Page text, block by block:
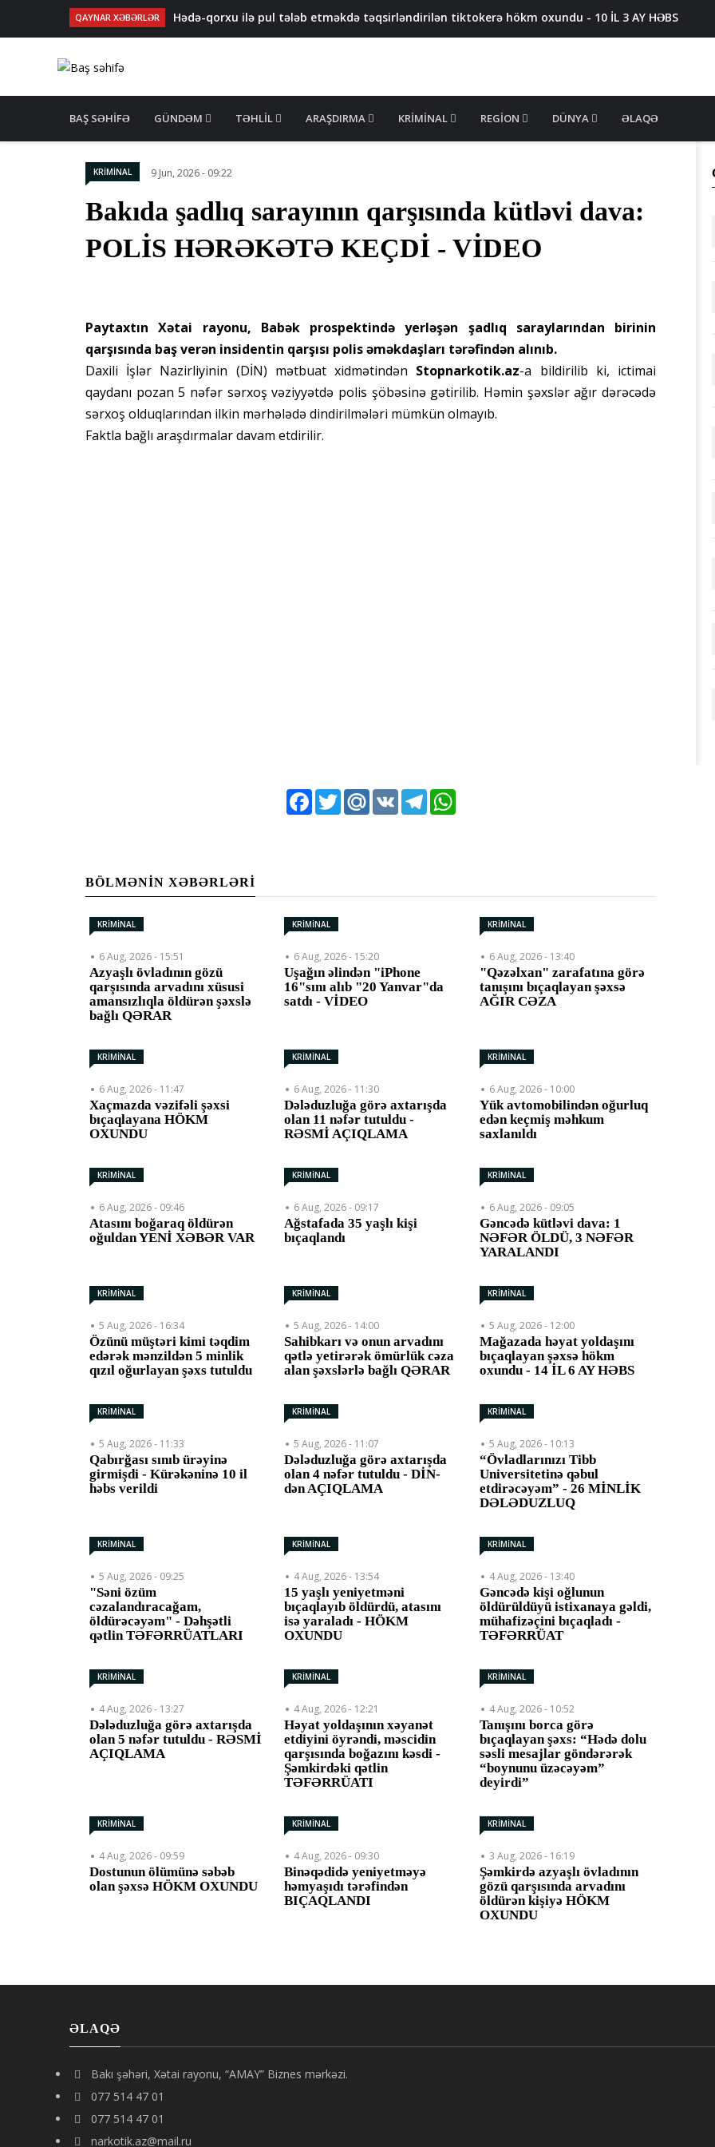
QAYNAR XƏBƏRLƏR
Hədə-qorxu ilə pul tələb etməkdə təqsirləndirilən tiktokerə hökm oxundu - 10 İL 3 AY HƏBS
Lənkəranda kişi smartfon işlədən arvadının qabırğalarını qırdı
NAVIGATION
BAŞ SƏHIFƏ GÜNDƏM TƏHLIL ARAŞDIRMA KRIMINAL REGION DÜNYA ƏLAQƏ
KRİMİNAL 9 Jun, 2026 - 09:22
Bakıda şadlıq sarayının qarşısında kütləvi dava:
POLİS HƏRƏKƏTƏ KEÇDİ - VİDEO
Paytaxtın Xətai rayonu, Babək prospektində yerləşən şadlıq saraylarından birinin
qarşısında baş verən insidentin qarşısı polis əməkdaşları tərəfindən alınıb.
Daxili İşlər Nazirliyinin (DİN) mətbuat xidmətindən Stopnarkotik.az-a bildirilib ki, ictimai
qaydanı pozan 5 nəfər sərxoş vəziyyətdə polis şöbəsinə gətirilib. Həmin şəxslər ağır dərəcədə
sərxoş olduqlarından ilkin mərhələdə dindirilmələri mümkün olmayıb.
Faktla bağlı araşdırmalar davam etdirilir.
FacebookTwitterMail.RuVK Telegram
BÖLMƏNIN XƏBƏRLƏRI
KRİMİNAL
6 Aug, 2026 - 15:51
Azyaşlı övladının gözü
qarşısında arvadını xüsusi
amansızlıqla öldürən şəxslə
bağlı QƏRAR
KRİMİNAL
6 Aug, 2026 - 15:20
Uşağın əlindən "iPhone
16"sını alıb "20 Yanvar"da
satdı - VİDEO
KRİMİNAL
6 Aug, 2026 - 13:40
"Qəzəlxan" zarafatına görə
tanışını bıçaqlayan şəxsə
AĞIR CƏZA
KRİMİNAL
6 Aug, 2026 - 11:47
Xaçmazda vəzifəli şəxsi
bıçaqlayana HÖKM
OXUNDU
KRİMİNAL
6 Aug, 2026 - 11:30
Dələduzluğa görə axtarışda
olan 11 nəfər tutuldu -
RƏSMİ AÇIQLAMA
KRİMİNAL
6 Aug, 2026 - 10:00
Yük avtomobilindən oğurluq
edən keçmiş məhkum
saxlanıldı
KRİMİNAL
6 Aug, 2026 - 09:46
Atasını boğaraq öldürən
oğuldan YENİ XƏBƏR VAR
KRİMİNAL
6 Aug, 2026 - 09:17
Ağstafada 35 yaşlı kişi
bıçaqlandı
KRİMİNAL
6 Aug, 2026 - 09:05
Gəncədə kütləvi dava: 1
NƏFƏR ÖLDÜ, 3 NƏFƏR
YARALANDI
KRİMİNAL
5 Aug, 2026 - 16:34
Özünü müştəri kimi təqdim
edərək mənzildən 5 minlik
qızıl oğurlayan şəxs tutuldu
KRİMİNAL
5 Aug, 2026 - 14:00
Sahibkarı və onun arvadını
qətlə yetirərək ömürlük cəza
alan şəxslərlə bağlı QƏRAR
KRİMİNAL
5 Aug, 2026 - 12:00
Mağazada həyat yoldaşını
bıçaqlayan şəxsə hökm
oxundu - 14 İL 6 AY HƏBS
KRİMİNAL
5 Aug, 2026 - 11:33
Qabırğası sınıb ürəyinə
girmişdi - Kürəkəninə 10 il
həbs verildi
KRİMİNAL
5 Aug, 2026 - 11:07
Dələduzluğa görə axtarışda
olan 4 nəfər tutuldu - DİN-
dən AÇIQLAMA
KRİMİNAL
5 Aug, 2026 - 10:13
“Övladlarınızı Tibb
Universitetinə qəbul
etdirəcəyəm” - 26 MİNLİK
DƏLƏDUZLUQ
KRİMİNAL
5 Aug, 2026 - 09:25
"Səni özüm
cəzalandıracağam,
öldürəcəyəm" - Dəhşətli
qətlin TƏFƏRRÜATLARI
KRİMİNAL
4 Aug, 2026 - 13:54
15 yaşlı yeniyetməni
bıçaqlayıb öldürdü, atasını
isə yaraladı - HÖKM
OXUNDU
KRİMİNAL
4 Aug, 2026 - 13:40
Gəncədə kişi oğlunun
öldürüldüyü istixanaya gəldi,
mühafizəçini bıçaqladı -
TƏFƏRRÜAT
KRİMİNAL
4 Aug, 2026 - 13:27
Dələduzluğa görə axtarışda
olan 5 nəfər tutuldu - RƏSMİ
AÇIQLAMA
KRİMİNAL
4 Aug, 2026 - 12:21
Həyat yoldaşının xəyanət
etdiyini öyrəndi, məscidin
qarşısında boğazını kəsdi -
Şəmkirdəki qətlin
TƏFƏRRÜATI
KRİMİNAL
4 Aug, 2026 - 10:52
Tanışını borca görə
bıçaqlayan şəxs: “Hədə dolu
səsli mesajlar göndərərək
“boynunu üzəcəyəm”
deyirdi”
KRİMİNAL
4 Aug, 2026 - 09:59
Dostunun ölümünə səbəb
olan şəxsə HÖKM OXUNDU
KRİMİNAL
4 Aug, 2026 - 09:30
Binəqədidə yeniyetməyə
həmyaşıdı tərəfindən
BIÇAQLANDI
KRİMİNAL
3 Aug, 2026 - 16:19
Şəmkirdə azyaşlı övladının
gözü qarşısında arvadını
öldürən kişiyə HÖKM
OXUNDU
ƏLAQƏ
Bakı şəhəri, Xətai rayonu, “AMAY” Biznes mərkəzi.
077 514 47 01
077 514 47 01
narkotik.az@mail.ru